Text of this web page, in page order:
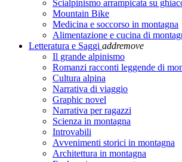
Scialpinismo arrampicata su
Mountain Bike
Medicina e soccorso in montagna
Alimentazione e cucina di
Letteratura e Saggi addremove
Il grande alpinismo
Romanzi racconti leggende di
Cultura alpina
Narrativa di viaggio
Graphic novel
Narrativa per ragazzi
Scienza in montagna
Introvabili
Avvenimenti storici in montagna
Architettura in montagna